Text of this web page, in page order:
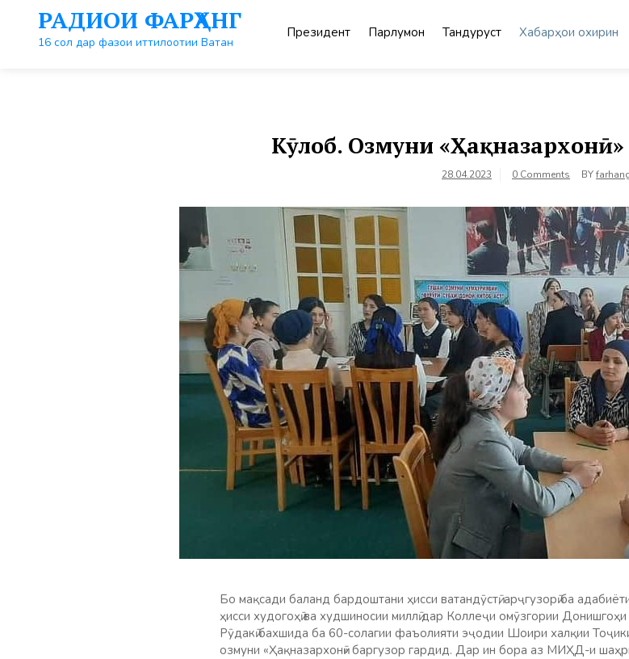
контенту
РАДИОИ ФАРҲАНГ
16 сол дар фазои иттилоотии Ватан
Президент Парлумон Тандурустӣ Хабарҳои охирин
Кӯлоб. Озмуни «Ҳақназархонӣ»
28.04.2023 0 Comments BY
Бо мақсади баланд бардоштани ҳисси ватандӯстӣ, арҷгузорӣ ба
ҳисси худогоҳӣ ва худшиносии миллӣ дар Коллеҷи омӯзгории
Рӯдакӣ бахшида ба 60-солагии фаъолияти эҷодии Шоири халқии
озмуни «Ҳақназархонӣ» баргузор гардид. Дар ин бора аз МИҲД-и